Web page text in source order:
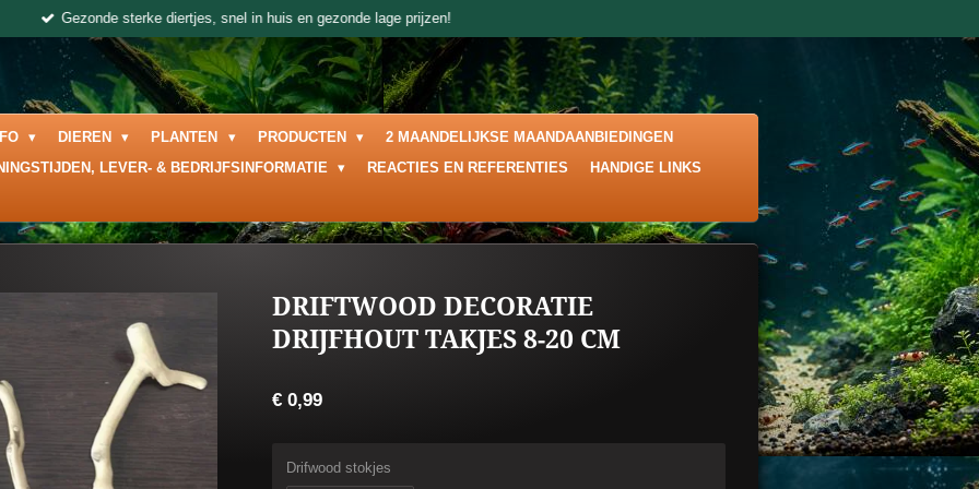
Gezonde sterke diertjes, snel in huis en gezonde lage prijzen!
DIEREN PLANTEN PRODUCTEN
2 MAANDELIJKSE MAANDAANBIEDINGEN
LEVER- & BEDRIJFSINFORMATIE REACTIES EN REFERENTIES HANDIGE LINKS
DRIFTWOOD DECORATIE
DRIJFHOUT TAKJES 8-20 CM
€ 0,99
Drifwood stokjes